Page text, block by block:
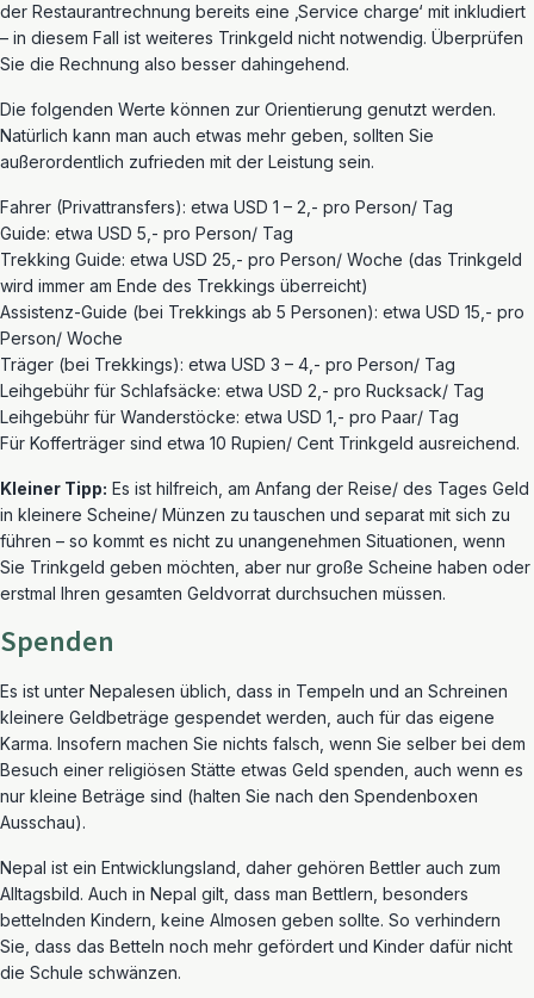
der Restaurantrechnung bereits eine ‚Service charge‘ mit inkludiert
– in diesem Fall ist weiteres Trinkgeld nicht notwendig. Überprüfen
Sie die Rechnung also besser dahingehend.
Die folgenden Werte können zur Orientierung genutzt werden.
Natürlich kann man auch etwas mehr geben, sollten Sie
außerordentlich zufrieden mit der Leistung sein.
Fahrer (Privattransfers): etwa USD 1 – 2,- pro Person/ Tag
Guide: etwa USD 5,- pro Person/ Tag
Trekking Guide: etwa USD 25,- pro Person/ Woche (das Trinkgeld
wird immer am Ende des Trekkings überreicht)
Assistenz-Guide (bei Trekkings ab 5 Personen): etwa USD 15,- pro
Person/ Woche
Träger (bei Trekkings): etwa USD 3 – 4,- pro Person/ Tag
Leihgebühr für Schlafsäcke: etwa USD 2,- pro Rucksack/ Tag
Leihgebühr für Wanderstöcke: etwa USD 1,- pro Paar/ Tag
Für Kofferträger sind etwa 10 Rupien/ Cent Trinkgeld ausreichend.
Kleiner Tipp: Es ist hilfreich, am Anfang der Reise/ des Tages Geld
in kleinere Scheine/ Münzen zu tauschen und separat mit sich zu
führen – so kommt es nicht zu unangenehmen Situationen, wenn
Sie Trinkgeld geben möchten, aber nur große Scheine haben oder
erstmal Ihren gesamten Geldvorrat durchsuchen müssen.
Spenden
Es ist unter Nepalesen üblich, dass in Tempeln und an Schreinen
kleinere Geldbeträge gespendet werden, auch für das eigene
Karma. Insofern machen Sie nichts falsch, wenn Sie selber bei dem
Besuch einer religiösen Stätte etwas Geld spenden, auch wenn es
nur kleine Beträge sind (halten Sie nach den Spendenboxen
Ausschau).
Nepal ist ein Entwicklungsland, daher gehören Bettler auch zum
Alltagsbild. Auch in Nepal gilt, dass man Bettlern, besonders
bettelnden Kindern, keine Almosen geben sollte. So verhindern
Sie, dass das Betteln noch mehr gefördert und Kinder dafür nicht
die Schule schwänzen.